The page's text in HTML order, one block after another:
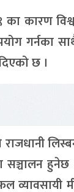
का कारण
गर्नका
छ ।
हुनेछ
व्यावसायी